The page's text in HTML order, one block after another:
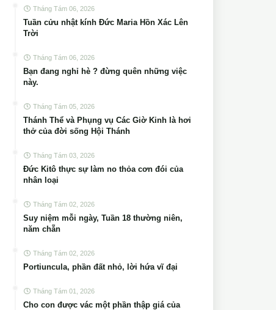
Tháng Tám 06, 2026
Tuần cửu nhật kính Đức Maria Hồn Xác Lên
Trời
Tháng Tám 06, 2026
Bạn đang nghỉ hè ? đừng quên những việc
này.
Tháng Tám 05, 2026
Thánh Thể và Phụng vụ Các Giờ Kinh là hơi
thở của đời sống Hội Thánh
Tháng Tám 03, 2026
Đức Kitô thực sự làm no thỏa cơn đói của
nhân loại
Tháng Tám 02, 2026
Suy niệm mỗi ngày, Tuần 18 thường niên,
năm chẵn
Tháng Tám 02, 2026
Portiuncula, phần đất nhỏ, lời hứa vĩ đại
Tháng Tám 01, 2026
Cho con được vác một phần thập giá của